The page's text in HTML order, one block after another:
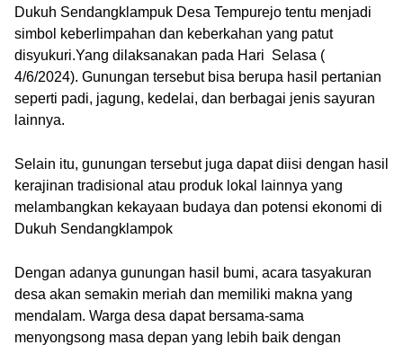
Dukuh Sendangklampuk Desa Tempurejo tentu menjadi
simbol keberlimpahan dan keberkahan yang patut
disyukuri.Yang dilaksanakan pada Hari Selasa (
4/6/2024). Gunungan tersebut bisa berupa hasil pertanian
seperti padi, jagung, kedelai, dan berbagai jenis sayuran
lainnya.
Selain itu, gunungan tersebut juga dapat diisi dengan hasil
kerajinan tradisional atau produk lokal lainnya yang
melambangkan kekayaan budaya dan potensi ekonomi di
Dukuh Sendangklampok
Dengan adanya gunungan hasil bumi, acara tasyakuran
desa akan semakin meriah dan memiliki makna yang
mendalam. Warga desa dapat bersama-sama
menyongsong masa depan yang lebih baik dengan